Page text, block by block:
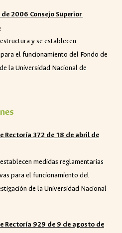
2006 Consejo Superior
y se establecen
el funcionamiento del Fondo de
la Universidad Nacional de
Rectoría 372 de 18 de abril de
medidas reglamentarias
para el funcionamiento del
de la Universidad Nacional
Rectoría 929 de 9 de agosto de